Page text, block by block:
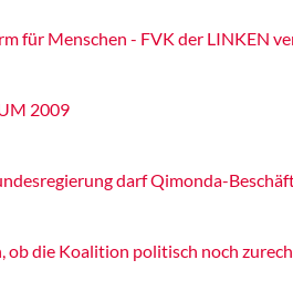
für Menschen - FVK der LINKEN
2009
darf Qimonda-
ob die Koalition politisch noch